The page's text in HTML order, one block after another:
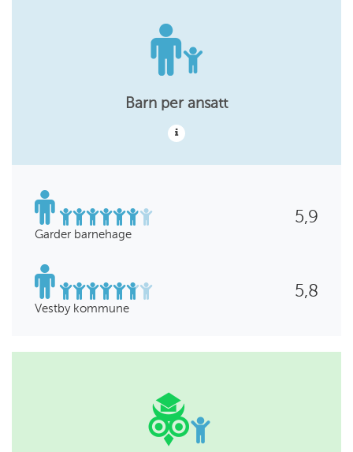
Barn per ansatt
5,9
Garder barnehage
5,8
Vestby kommune